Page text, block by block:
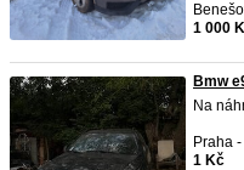
1 000
Bmw
Na
Praha
1 Kč